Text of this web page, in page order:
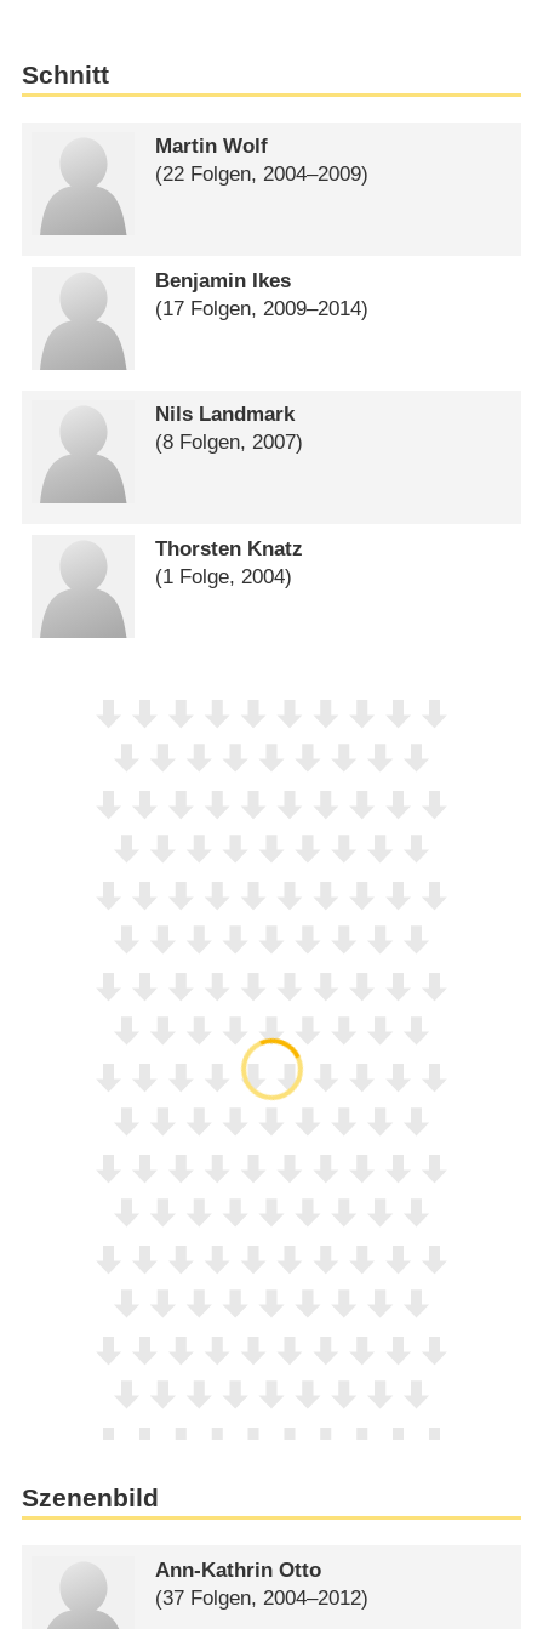
Schnitt
Martin Wolf
(22 Folgen, 2004⁠–⁠2009)
Benjamin Ikes
(17 Folgen, 2009⁠–⁠2014)
Nils Landmark
(8 Folgen, 2007)
Thorsten Knatz
(1 Folge, 2004)
Szenenbild
Ann-Kathrin Otto
(37 Folgen, 2004⁠–⁠2012)